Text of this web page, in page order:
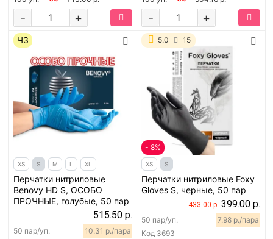
+
- +
-
ЧЗ
XS S M L XL
Перчатки нитриловые
Benovy HD S, ОСОБО
ПРОЧНЫЕ, голубые, 50 пар
515.50 р.
50 пар/уп. 10.31 р./пара
5.0 15
- 8%
XS S
Перчатки нитриловые Foxy
Gloves S, черные, 50 пар
433.00 р. 399.00 р.
Код 3693
50 пар/уп. 7.98 р./пара